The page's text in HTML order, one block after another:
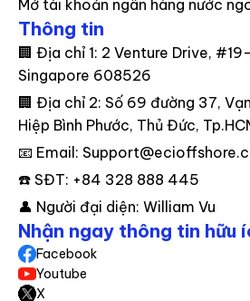
Mở tài khoản ngân hàng nước
Thông tin
🏢 Địa chỉ 1: 2 Venture Drive,
Singapore 608526
🏢 Địa chỉ 2: Số 69 đường 37,
Hiệp Bình Phước, Thủ Đức,
📧 Email:
☎️ SĐT: +84 328 888 445
👤 Người đại diện: William Vu
Nhận ngay thông tin hữu
Facebook
Youtube
X